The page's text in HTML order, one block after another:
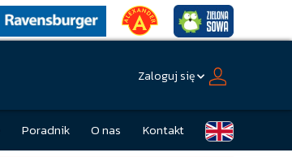
Zaloguj się
Poradnik O nas Kontakt